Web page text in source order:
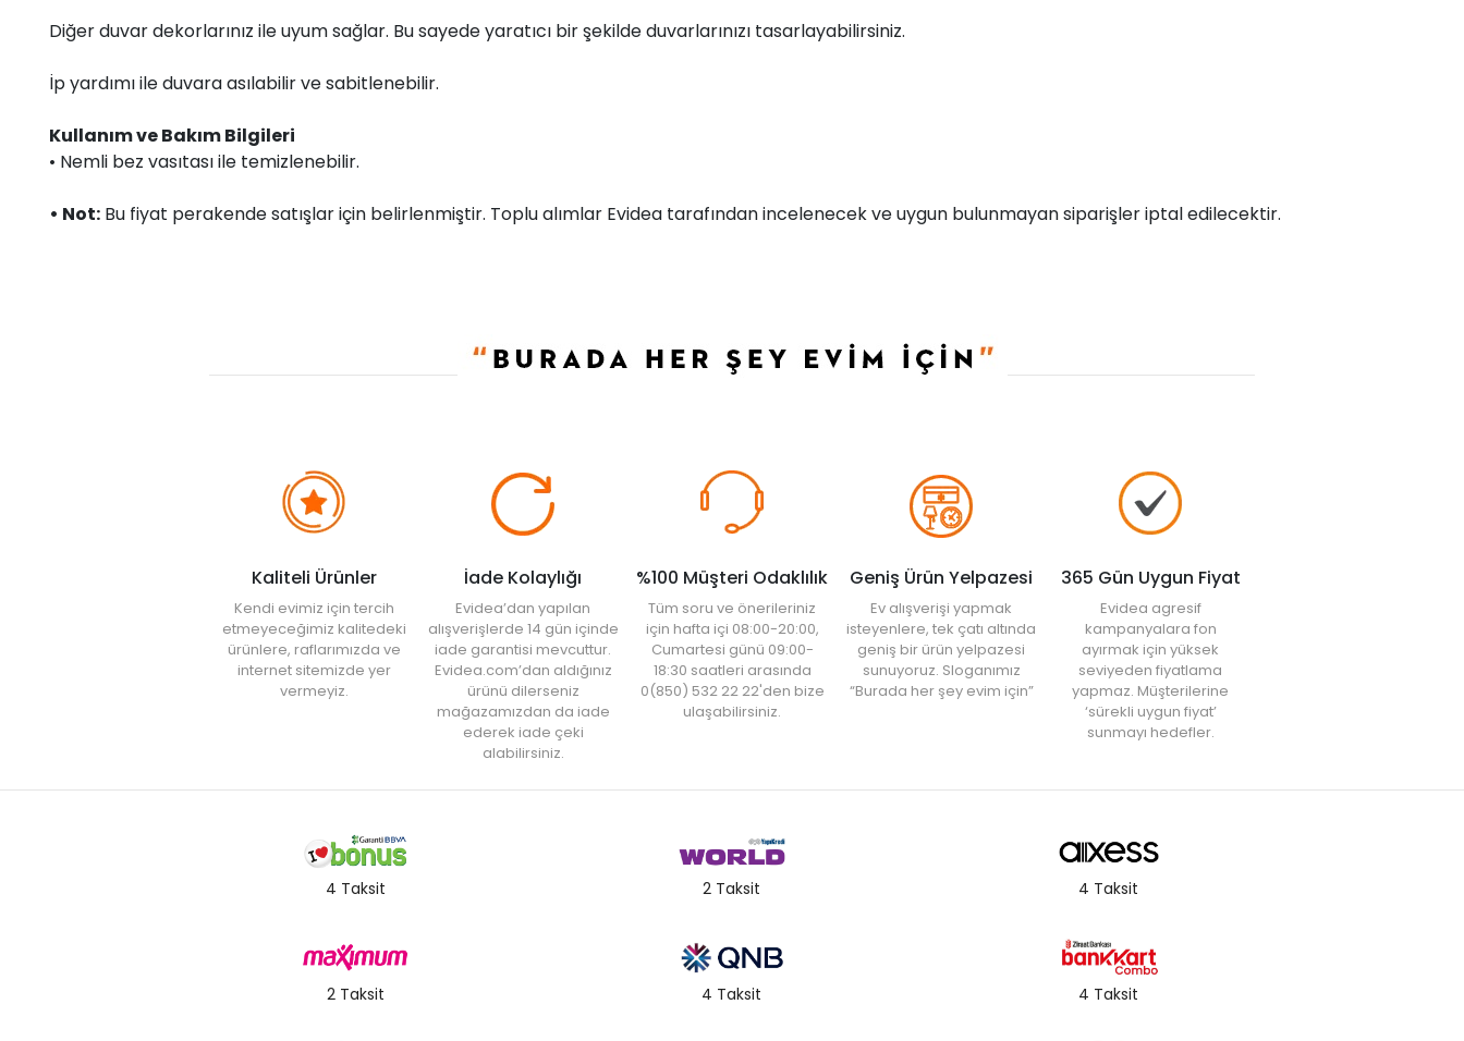
Diğer duvar dekorlarınız ile uyum sağlar. Bu sayede yaratıcı bir şekilde duvarlarınızı tasarlayabilirsiniz.
İp yardımı ile duvara asılabilir ve sabitlenebilir.
Kullanım ve Bakım Bilgileri
• Nemli bez vasıtası ile temizlenebilir.
• Not: Bu fiyat perakende satışlar için belirlenmiştir. Toplu alımlar Evidea tarafından incelenecek ve uygun bulunmayan siparişler iptal edilecektir.
Kaliteli Ürünler
Kendi evimiz için tercih
etmeyeceğimiz kalitedeki
ürünlere, raflarımızda ve
internet sitemizde yer
vermeyiz.
İade Kolaylığı
Evidea’dan yapılan
alışverişlerde 14 gün içinde
iade garantisi mevcuttur.
Evidea.com’dan aldığınız
ürünü dilerseniz
mağazamızdan da iade
ederek iade çeki
alabilirsiniz.
%100 Müşteri Odaklılık
Tüm soru ve önerileriniz
için hafta içi 08:00-20:00,
Cumartesi günü 09:00-
18:30 saatleri arasında
0(850) 532 22 22'den bize
ulaşabilirsiniz.
Geniş Ürün Yelpazesi
Ev alışverişi yapmak
isteyenlere, tek çatı altında
geniş bir ürün yelpazesi
sunuyoruz. Sloganımız
“Burada her şey evim için”
365 Gün Uygun Fiyat
Evidea agresif
kampanyalara fon
ayırmak için yüksek
seviyeden fiyatlama
yapmaz. Müşterilerine
‘sürekli uygun fiyat’
sunmayı hedefler.
4 Taksit 2 Taksit 4 Taksit
2 Taksit 4 Taksit 4 Taksit